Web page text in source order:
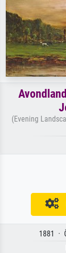
(Evening
1881 ·